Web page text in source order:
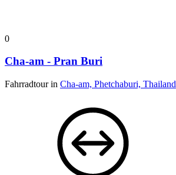
0
Cha-am - Pran Buri
Fahrradtour in Cha-am, Phetchaburi, Thailand